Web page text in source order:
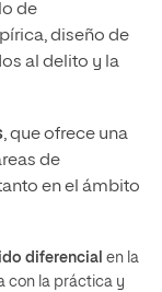
de
diseño de
al delito y la
, que ofrece una
de
en el ámbito
diferencial en la
con la práctica y